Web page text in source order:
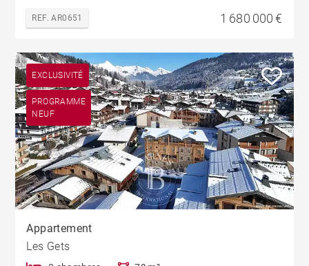
REF. AR0651 1 680 000 €
EXCLUSIVITÉ
PROGRAMME
NEUF
Appartement
Les Gets